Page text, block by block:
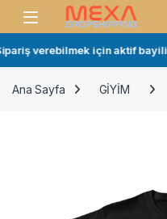
Skip to navigation
Skip to content
Open
verebilmek için aktif bayilik
Ana Sayfa GİYİM